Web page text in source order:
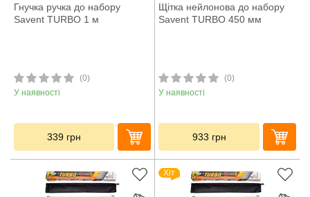
Гнучка ручка до набору
Savent TURBO 1 м
(0)
У наявності
339 грн
Щітка нейлонова до набору
Savent TURBO 450 мм
(0)
У наявності
933 грн
Хіт